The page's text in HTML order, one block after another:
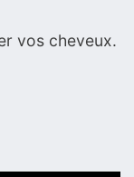
vos cheveux.